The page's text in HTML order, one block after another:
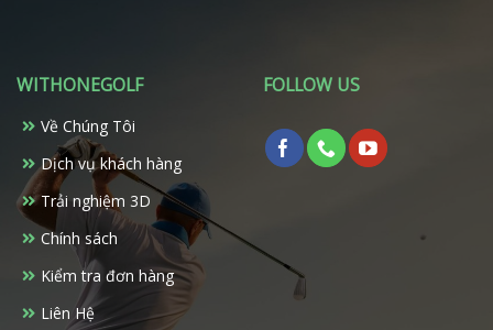
WITHONEGOLF
Về Chúng Tôi
Dịch vụ khách hàng
Trải nghiệm 3D
Chính sách
Kiểm tra đơn hàng
Liên Hệ
FOLLOW US